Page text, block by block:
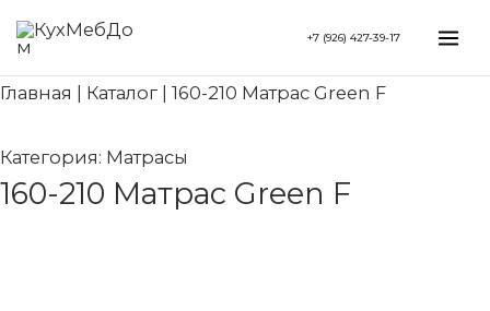
Перейти
содержимому
+7 (926) 427-39-17
Главная Каталог 160-210 Матрас Green F
Категория: Матрасы
160-210 Матрас Green F
Search...